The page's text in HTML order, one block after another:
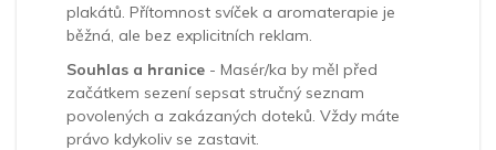
plakátů. Přítomnost svíček a aromaterapie je
běžná, ale bez explicitních reklam.
Souhlas a hranice - Masér/ka by měl před
začátkem sezení sepsat stručný seznam
povolených a zakázaných doteků. Vždy máte
právo kdykoliv se zastavit.